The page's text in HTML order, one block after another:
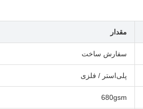
مقدار
سفارش ساخت
پلی‌استر / فلزی
680gsm